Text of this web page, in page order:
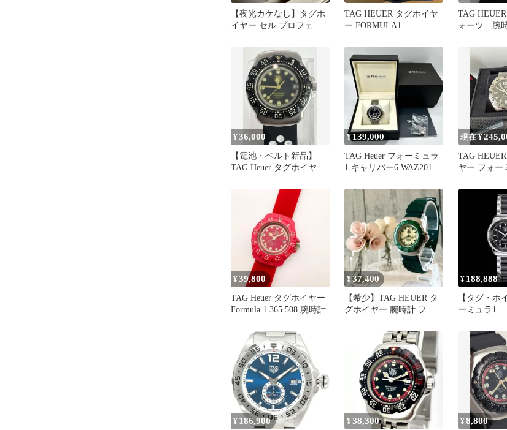
【夜光カケなし】タグホ
イヤー セル プロフェッ
TAG HEUER タグホイヤ
ー FORMULA1
TAG
ォーツ 腕
¥36,000
【電池・ベルト新品】
TAG Heuer タグホイヤー
¥ 139,000
TAG Heuer フォーミュラ
1 キャリバー6 WAZ2014
現在 ¥
TAG
ヤー フォー
¥39,800
TAG Heuer タグホイヤー
Formula 1 365.508 腕時計
¥37,400
【希少】TAG HEUER タ
グホイヤー 腕時計 フォ
¥ 188,888
【タグ・ホ
ーミュラ1
¥ 186,900 ¥38,300 ¥8,800